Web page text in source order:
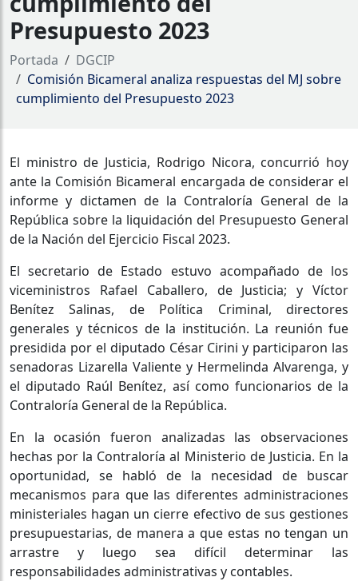
Presupuesto 2023
Portada
DGCIP
Comisión Bicameral analiza respuestas del MJ sobre
cumplimiento del Presupuesto 2023
El ministro de Justicia, Rodrigo Nicora, concurrió hoy
ante la Comisión Bicameral encargada de considerar el
informe y dictamen de la Contraloría General de la
República sobre la liquidación del Presupuesto General
de la Nación del Ejercicio Fiscal 2023.
El secretario de Estado estuvo acompañado de los
viceministros Rafael Caballero, de Justicia; y Víctor
Benítez Salinas, de Política Criminal, directores
generales y técnicos de la institución. La reunión fue
presidida por el diputado César Cirini y participaron las
senadoras Lizarella Valiente y Hermelinda Alvarenga, y
el diputado Raúl Benítez, así como funcionarios de la
Contraloría General de la República.
En la ocasión fueron analizadas las observaciones
hechas por la Contraloría al Ministerio de Justicia. En la
oportunidad, se habló de la necesidad de buscar
mecanismos para que las diferentes administraciones
ministeriales hagan un cierre efectivo de sus gestiones
presupuestarias, de manera a que estas no tengan un
arrastre y luego sea difícil determinar las
responsabilidades administrativas y contables.